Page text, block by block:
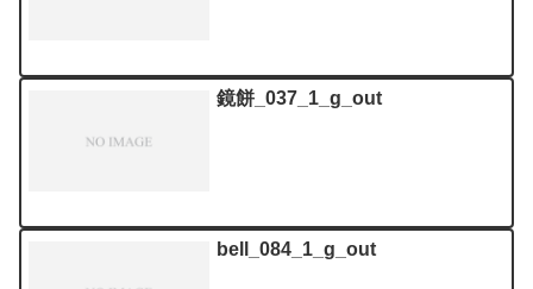
鏡餅_037_1_g_out
bell_084_1_g_out